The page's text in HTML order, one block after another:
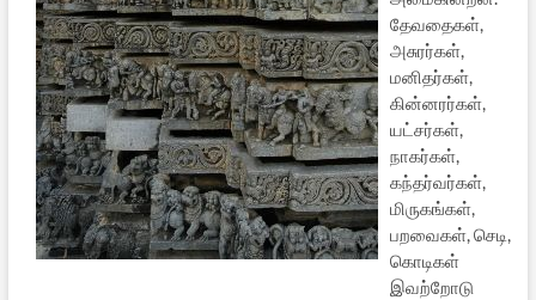
தேவதைகள்,
அசுரர்கள்,
மனிதர்கள்,
கின்னரர்கள்,
யட்சர்கள்,
நாகர்கள்,
கந்தர்வர்கள்,
மிருகங்கள்,
பறவைகள், செடி,
கொடிகள்
இவற்றோடு